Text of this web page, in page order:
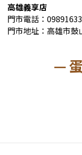
高雄義享店
門市電話：
門市地址：高雄市
—